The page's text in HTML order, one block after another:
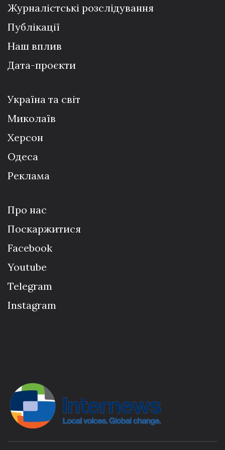
Журналістські розслідування
Публікації
Наш вплив
Дата-проєкти
Україна та світ
Миколаїв
Херсон
Одеса
Реклама
Про нас
Поскаржитися
Facebook
Youtube
Telegram
Instagram